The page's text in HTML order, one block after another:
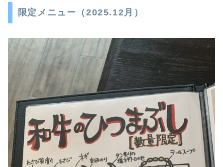
限定メニュー（2025.12月）